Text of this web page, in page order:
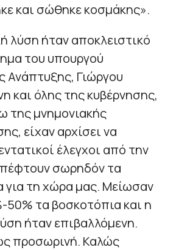
και σώθηκε κοσμάκης».
λύση ήταν αποκλειστικό
του υπουργού
Ανάπτυξης, Γιώργου
και όλης της κυβέρνησης,
της μνημονιακής
είχαν αρχίσει να
έλεγχοι από την
πέφτουν σωρηδόν τα
για τη χώρα μας. Μείωσαν
50% τα βοσκοτόπια και η
ήταν επιβαλλόμενη.
προσωρινή. Καλώς